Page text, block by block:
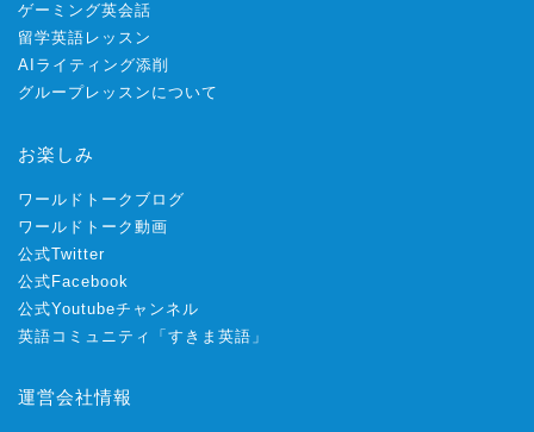
ゲーミング英会話
留学英語レッスン
AIライティング添削
グループレッスンについて
お楽しみ
ワールドトークブログ
ワールドトーク動画
公式Twitter
公式Facebook
公式Youtubeチャンネル
英語コミュニティ「すきま英語」
運営会社情報